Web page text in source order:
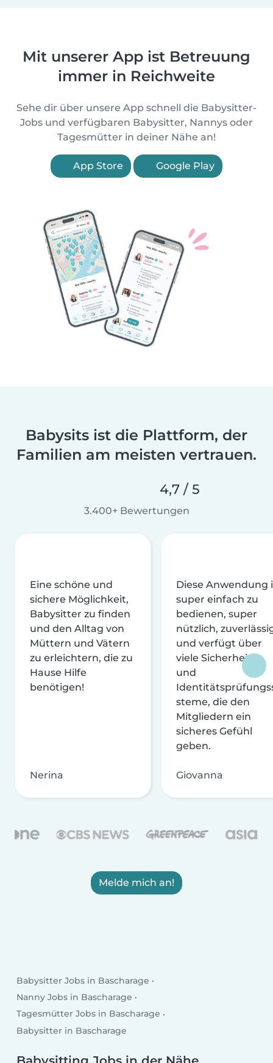
Mit unserer App ist Betreuung
immer in Reichweite
Sehe dir über unsere App schnell die Babysitter-
Jobs und verfügbaren Babysitter, Nannys oder
Tagesmütter in deiner Nähe an!
App Store Google Play
Babysits ist die Plattform, der
Familien am meisten vertrauen.
4,7 / 5
3.400+ Bewertungen
Eine schöne und
sichere Möglichkeit,
Babysitter zu finden
und den Alltag von
Müttern und Vätern
zu erleichtern, die zu
Hause Hilfe
benötigen!
Nerina
Diese Anwendung
super einfach zu
bedienen, super
nützlich,
und verfügt über
viele Sicherheits-
und
steme, die den
Mitgliedern ein
sicheres Gefühl
geben.
Giovanna
Melde mich an!
Babysitter Jobs in Bascharage
Nanny Jobs in Bascharage
Tagesmütter Jobs in Bascharage
Babysitter in Bascharage